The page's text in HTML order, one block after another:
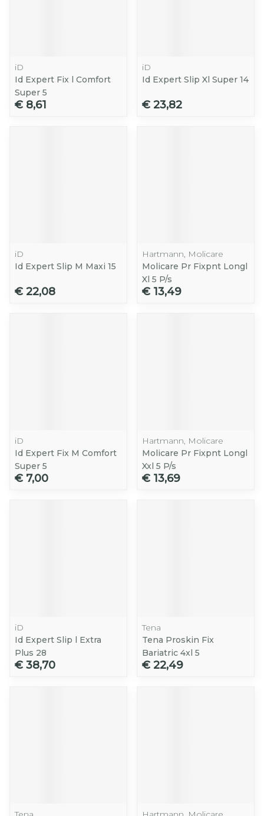
iD
Id Expert Fix l Comfort
Super 5
€ 8,61
iD
Id Expert Slip Xl Super 14
€ 23,82
iD
Id Expert Slip M Maxi 15
€ 22,08
Hartmann, Molicare
Molicare Pr Fixpnt Longl
Xl 5 P/s
€ 13,49
iD
Id Expert Fix M Comfort
Super 5
€ 7,00
Hartmann, Molicare
Molicare Pr Fixpnt Longl
Xxl 5 P/s
€ 13,69
iD
Id Expert Slip l Extra
Plus 28
€ 38,70
Tena
Tena Proskin Fix
Bariatric 4xl 5
€ 22,49